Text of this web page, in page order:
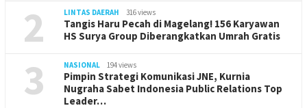
2 LINTAS DAERAH 316 views
Tangis Haru Pecah di Magelang! 156 Karyawan
HS Surya Group Diberangkatkan Umrah Gratis
3 NASIONAL 194 views
Pimpin Strategi Komunikasi JNE, Kurnia
Nugraha Sabet Indonesia Public Relations Top
Leader…